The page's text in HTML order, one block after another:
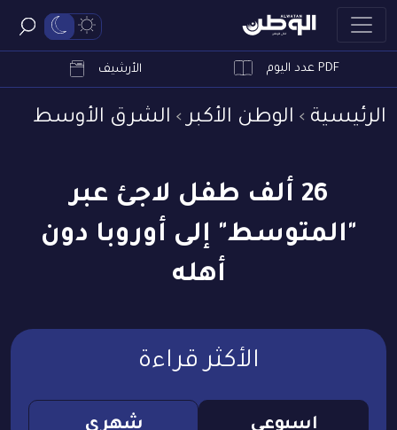
PDF عدد اليوم الأرشيف
الرئيسية الوطن الأكبر الشرق الأوسط
26 ألف طفل لاجئ عبر
"المتوسط" إلى أوروبا دون
أهله
الأكثر قراءة
اسبوعي شهري